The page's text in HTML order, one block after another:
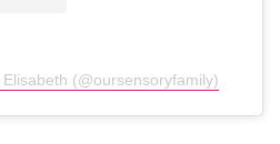
(@oursensoryfamily)